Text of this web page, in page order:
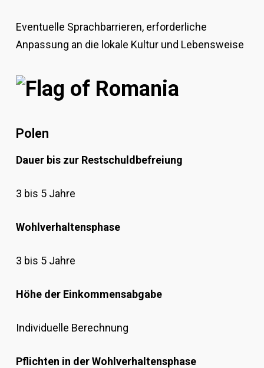
Eventuelle Sprachbarrieren, erforderliche
Anpassung an die lokale Kultur und Lebensweise
Polen
Dauer bis zur Restschuldbefreiung
3 bis 5 Jahre
Wohlverhaltensphase
3 bis 5 Jahre
Höhe der Einkommensabgabe
Individuelle Berechnung
Pflichten in der Wohlverhaltensphase